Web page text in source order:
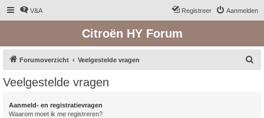
V&A Aanmelden
Registreer
Citroën HY Forum
Forumoverzicht Veelgestelde vragen
Veelgestelde vragen
Aanmeld- en registratievragen
Waarom moet ik me registreren?